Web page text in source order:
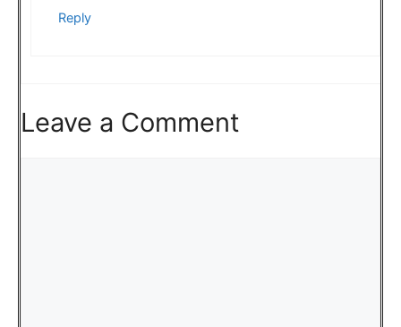
Reply
Leave a Comment